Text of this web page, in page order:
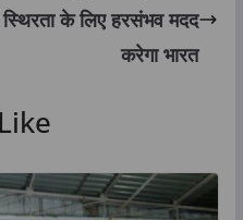
के लिए हरसंभव मदद
करेगा भारत